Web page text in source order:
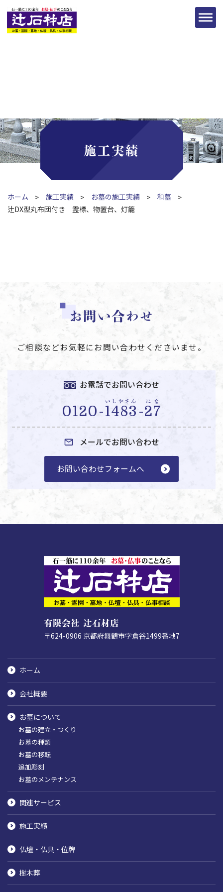
施工実績
ホーム 施工実績 お墓の施工実績
和墓
辻DX型丸布団付き 霊標、物置台、灯籠
お問い合わせ
ご相談などお気軽にお問い合わせくださいませ。
お電話でお問い合わせ
0120-1483
いしやさん
-27
にな
メールでお問い合わせ
お問い合わせフォームへ
有限会社 辻石材店
〒624-0906 京都府舞鶴市字倉谷1499番地7
ホーム
会社概要
お墓について
お墓の建立・つくり
お墓の種類
お墓の移転
追加彫刻
お墓のメンテナンス
関連サービス
施工実績
仏壇・仏具・位牌
樹木葬